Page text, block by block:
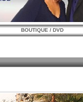
BOUTIQUE / DVD